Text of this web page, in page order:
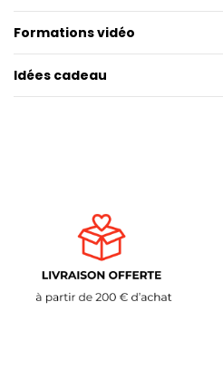
Formations vidéo
Idées cadeau